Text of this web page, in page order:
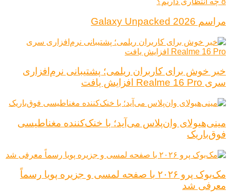
مراسم Galaxy Unpacked 2026
خبر خوش برای کاربران ریلمی؛ پشتیبانی نرم‌افزاری
سری Realme 16 Pro افزایش یافت
مینی‌هیولای وان‌پلاس می‌آید؛ با خنک‌کننده مغناطیسی
فوق‌باریک
مک‌بوک پرو ۲۰۲۶ با صفحه لمسی و جزیره پویا رسماً
معرفی شد